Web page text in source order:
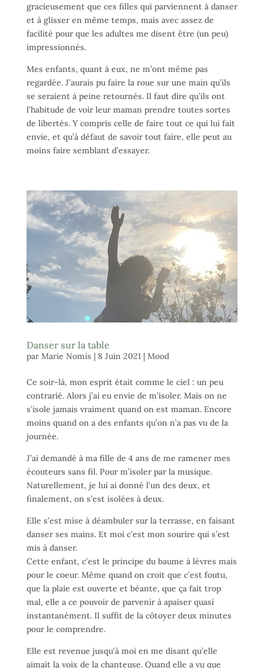
gracieusement que ces filles qui parviennent à danser
et à glisser en même temps, mais avec assez de
facilité pour que les adultes me disent être (un peu)
impressionnés.
Mes enfants, quant à eux, ne m’ont même pas
regardée. J’aurais pu faire la roue sur une main qu’ils
se seraient à peine retournés. Il faut dire qu’ils ont
l’habitude de voir leur maman prendre toutes sortes
de libertés. Y compris celle de faire tout ce qui lui fait
envie, et qu’à défaut de savoir tout faire, elle peut au
moins faire semblant d’essayer.
Danser sur la table
par Marie Nomis | 8 Juin 2021| Mood
Ce soir-là, mon esprit était comme le ciel : un peu
contrarié. Alors j’ai eu envie de m’isoler. Mais on ne
s’isole jamais vraiment quand on est maman. Encore
moins quand on a des enfants qu’on n’a pas vu de la
journée.
J’ai demandé à ma fille de 4 ans de me ramener mes
écouteurs sans fil. Pour m’isoler par la musique.
Naturellement, je lui ai donné l’un des deux, et
finalement, on s’est isolées à deux.
Elle s’est mise à déambuler sur la terrasse, en faisant
danser ses mains. Et moi c’est mon sourire qui s’est
mis à danser.
Cette enfant, c’est le principe du baume à lèvres mais
pour le coeur. Même quand on croit que c’est foutu,
que la plaie est ouverte et béante, que ça fait trop
mal, elle a ce pouvoir de parvenir à apaiser quasi
instantanément. Il suffit de la côtoyer deux minutes
pour le comprendre.
Elle est revenue jusqu’à moi en me disant qu’elle
aimait la voix de la chanteuse. Quand elle a vu que